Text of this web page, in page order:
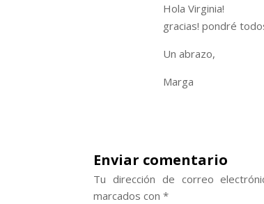
Hola Virginia!
gracias! pondré
Un abrazo,
Marga
Enviar comentario
Tu dirección de correo
marcados con*